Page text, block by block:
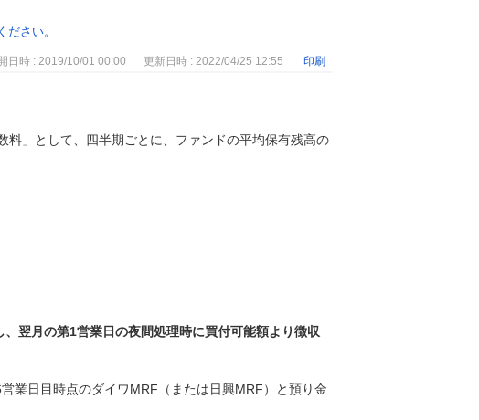
さい。
日時 : 2019/10/01 00:00 更新日時 : 2022/04/25 12:55 印刷
」として、四半期ごとに、ファンドの平均保有残高の
翌月の第1営業日の夜間処理時に買付可能額より徴収
日目時点のダイワMRF（または日興MRF）と預り金